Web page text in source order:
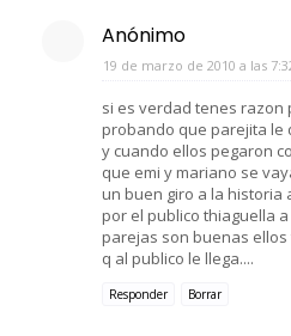
Anónimo
19 de marzo de 2010 a las
si es verdad tenes razon
probando que parejita le
y cuando ellos pegaron
que emi y mariano se
un buen giro a la historia
por el publico thiaguella
parejas son buenas
q al publico le llega....
Responder Borrar